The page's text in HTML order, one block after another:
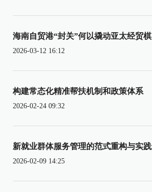
海南自贸港“封关”何以撬动亚太经贸
2026-03-12 16:12
构建常态化精准帮扶机制和政策体系
2026-02-24 09:32
新就业群体服务管理的范式重构与实
2026-02-09 14:25